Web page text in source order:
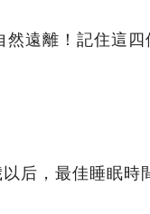
遠離！記住這
后，最佳睡眠時